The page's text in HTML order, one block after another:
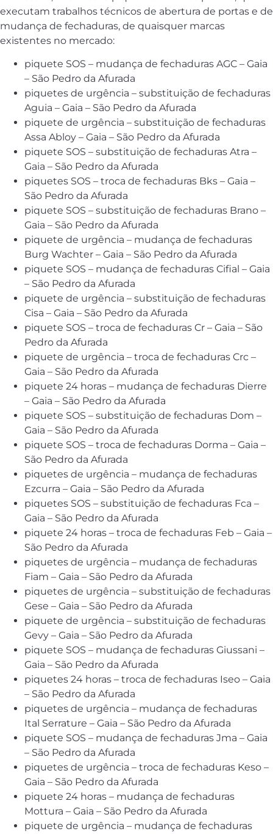
executam trabalhos técnicos de abertura de portas e de
mudança de fechaduras, de quaisquer marcas
existentes no mercado:
piquete SOS – mudança de fechaduras AGC – Gaia
– São Pedro da Afurada
piquetes de urgência – substituição de fechaduras
Aguia – Gaia – São Pedro da Afurada
piquete de urgência – substituição de fechaduras
Assa Abloy – Gaia – São Pedro da Afurada
piquete SOS – substituição de fechaduras Atra –
Gaia – São Pedro da Afurada
piquetes SOS – troca de fechaduras Bks – Gaia –
São Pedro da Afurada
piquete SOS – substituição de fechaduras Brano –
Gaia – São Pedro da Afurada
piquete de urgência – mudança de fechaduras
Burg Wachter – Gaia – São Pedro da Afurada
piquete SOS – mudança de fechaduras Cifial – Gaia
– São Pedro da Afurada
piquete de urgência – substituição de fechaduras
Cisa – Gaia – São Pedro da Afurada
piquete SOS – troca de fechaduras Cr – Gaia – São
Pedro da Afurada
piquete de urgência – troca de fechaduras Crc –
Gaia – São Pedro da Afurada
piquete 24 horas – mudança de fechaduras Dierre
– Gaia – São Pedro da Afurada
piquete SOS – substituição de fechaduras Dom –
Gaia – São Pedro da Afurada
piquete SOS – troca de fechaduras Dorma – Gaia –
São Pedro da Afurada
piquetes de urgência – mudança de fechaduras
Ezcurra – Gaia – São Pedro da Afurada
piquetes SOS – substituição de fechaduras Fca –
Gaia – São Pedro da Afurada
piquete 24 horas – troca de fechaduras Feb – Gaia –
São Pedro da Afurada
piquetes de urgência – mudança de fechaduras
Fiam – Gaia – São Pedro da Afurada
piquetes de urgência – substituição de fechaduras
Gese – Gaia – São Pedro da Afurada
piquete de urgência – substituição de fechaduras
Gevy – Gaia – São Pedro da Afurada
piquete SOS – mudança de fechaduras Giussani –
Gaia – São Pedro da Afurada
piquetes 24 horas – troca de fechaduras Iseo – Gaia
– São Pedro da Afurada
piquetes de urgência – mudança de fechaduras
Ital Serrature – Gaia – São Pedro da Afurada
piquete SOS – mudança de fechaduras Jma – Gaia
– São Pedro da Afurada
piquetes de urgência – troca de fechaduras Keso –
Gaia – São Pedro da Afurada
piquete 24 horas – mudança de fechaduras
Mottura – Gaia – São Pedro da Afurada
piquete de urgência – mudança de fechaduras